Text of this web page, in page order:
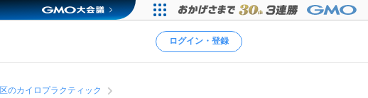
ログイン・登録
のカイロプラクティック